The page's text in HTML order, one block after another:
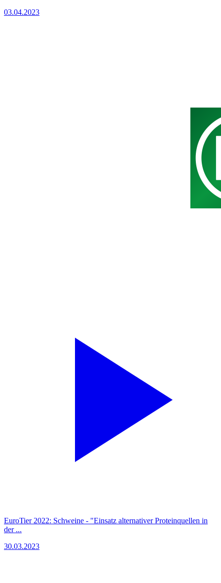
03.04.2023
EuroTier 2022: Schweine - "Einsatz alternativer Proteinquellen in
der ...
30.03.2023